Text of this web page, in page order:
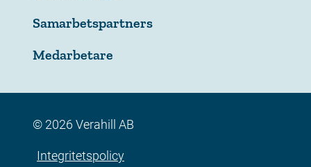
Samarbetspartners
Medarbetare
© 2026 Verahill AB
Integritetspolicy